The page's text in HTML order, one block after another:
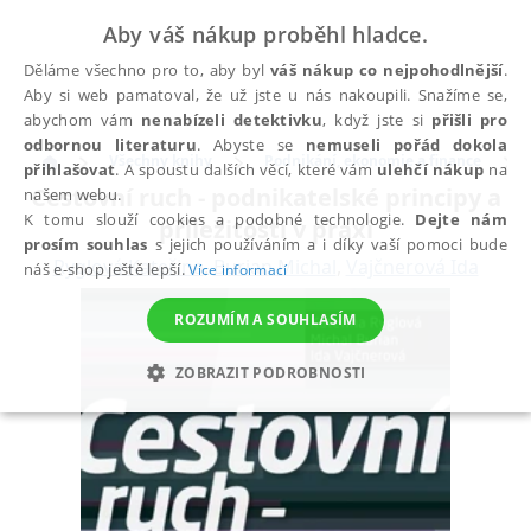
Všechny knihy Podnikání, ekonomie a finance
Cestovní ruch - podnikatelské principy a
příležitosti v praxi
Ryglová Kateřina,Burian Michal
Aby váš nákup proběhl hladce.
Děláme všechno pro to, aby bylváš nákup co nejpohodlnější.
Aby si web pamatoval, že už jste u nás nakoupili. Snažíme se,
abychom vám nenabízeli detektivku, když jste si přišli pro
odbornou literaturu. Abyste se nemuseli pořád dokola
přihlašovat. A spoustu dalších věcí, které vám ulehčí nákup na
našem webu.
K tomu slouží cookies a podobné technologie. Dejte nám
prosím souhlas s jejich používáním a i díky vaší pomoci bude
náš e-shop ještě lepší.Více informací
ROZUMÍM A SOUHLASÍM
ZOBRAZIT PODROBNOSTI
NEZBYTNÉ ANALYTICKÉ MARKETINGOVÉ
FUNKČNÍ NEZAŘAZENÉ SOUBORY